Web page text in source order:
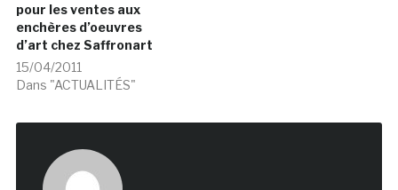
pour les ventes aux
enchères d’oeuvres
d’art chez Saffronart
15/04/2011
Dans "ACTUALITÉS"